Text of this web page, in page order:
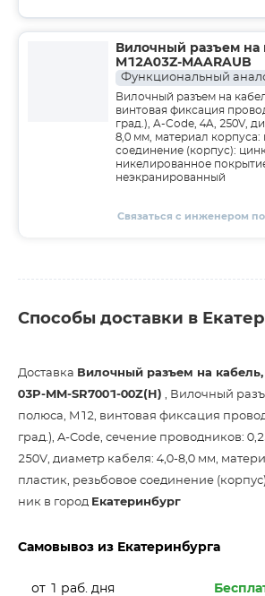
Вилочный разъем на
M12A03Z-MAARAUB
Функциональный
Вилочный разъем на
винтовая фиксация
град.), A-Code, 4A, 250V,
8,0 мм, материал корпуса:
соединение (корпус):
никелированное
неэкранированный
Связаться с инженером
Способы доставки в
Доставка Вилочный разъем на кабель,
03P-MM-SR7001-00Z(H) , Вилочный
полюса, M12, винтовая фиксация
град.), A-Code, сечение проводников:
250V, диаметр кабеля: 4,0-8,0 мм,
пластик, резьбовое соединение
ник в город Екатеринбург
Самовывоз из Екатеринбурга
от 1 раб. дня